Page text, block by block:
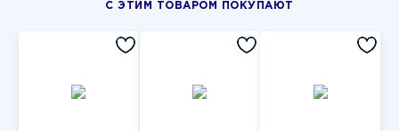
С ЭТИМ ТОВАРОМ ПОКУПАЮТ